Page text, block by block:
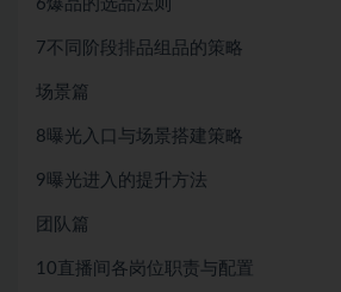
6爆品的选品法则
7不同阶段排品组品的策略
场景篇
8曝光入口与场景搭建策略
9曝光进入的提升方法
团队篇
10直播间各岗位职责与配置